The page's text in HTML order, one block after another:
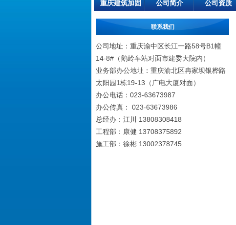
重庆建筑加固 公司简介 公司资质
联系我们
公司地址：重庆渝中区长江一路58号B1幢
14-8#（鹅岭车站对面市建委大院内）
业务部办公地址：重庆渝北区冉家坝银桦路
太阳园1栋19-13（广电大厦对面）
办公电话：023-63673987
办公传真： 023-63673986
总经办：江川 13808308418
工程部：康健 13708375892
施工部：徐彬 13002378745